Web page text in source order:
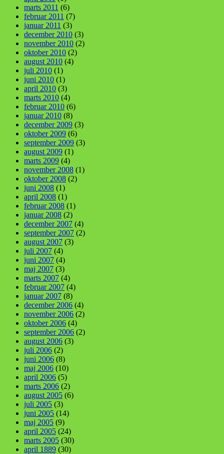
marts 2011 (6)
februar 2011 (7)
januar 2011 (3)
december 2010 (3)
november 2010 (2)
oktober 2010 (2)
august 2010 (4)
juli 2010 (1)
juni 2010 (1)
april 2010 (3)
marts 2010 (4)
februar 2010 (6)
januar 2010 (8)
december 2009 (3)
oktober 2009 (6)
september 2009 (3)
august 2009 (1)
marts 2009 (4)
november 2008 (1)
oktober 2008 (2)
juni 2008 (1)
april 2008 (1)
februar 2008 (1)
januar 2008 (2)
december 2007 (4)
september 2007 (2)
august 2007 (3)
juli 2007 (4)
juni 2007 (4)
maj 2007 (3)
marts 2007 (4)
februar 2007 (4)
januar 2007 (8)
december 2006 (4)
november 2006 (2)
oktober 2006 (4)
september 2006 (2)
august 2006 (3)
juli 2006 (2)
juni 2006 (8)
maj 2006 (10)
april 2006 (5)
marts 2006 (2)
august 2005 (6)
juli 2005 (3)
juni 2005 (14)
maj 2005 (9)
april 2005 (24)
marts 2005 (30)
april 1889 (30)